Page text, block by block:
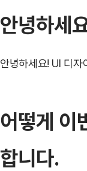
안녕하세
안녕하세요! UI 디자
어떻게 이
합니다.